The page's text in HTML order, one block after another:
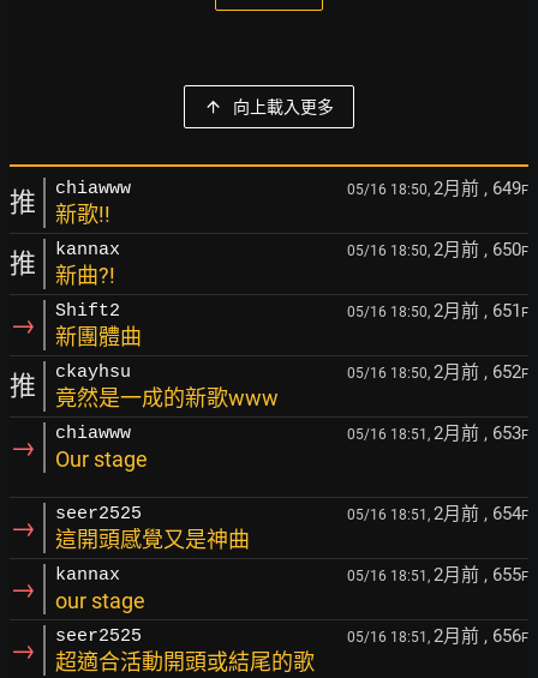
向上載入更多
推 chiawww 05/16 18:50, 2月前 , 649F
新歌!!
推 kannax 05/16 18:50, 2月前 , 650F
新曲?!
→ Shift2 05/16 18:50, 2月前 , 651 F
新團體曲
推 ckayhsu 05/16 18:50, 2月前 , 652F
竟然是一成的新歌www
→ chiawww 05/16 18:51, 2月前 , 653F
Our stage
→ seer2525 05/16 18:51, 2月前 , 654F
這開頭感覺又是神曲
→ kannax 05/16 18:51, 2月前 , 655F
our stage
→ seer2525 05/16 18:51, 2月前 , 656F
超適合活動開頭或結尾的歌